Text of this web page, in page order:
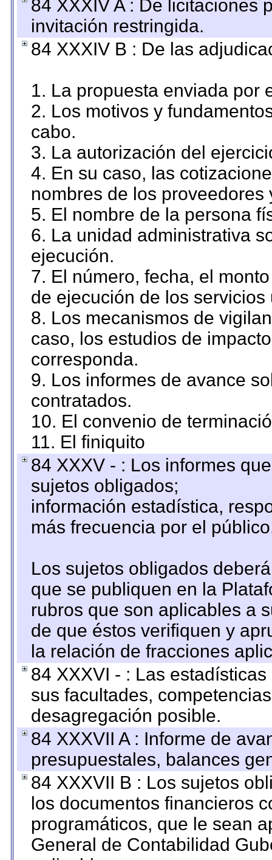
84 XXXIV A : De licitaciones
invitación restringida.
84 XXXIV B : De las
1. La propuesta enviada por
2. Los motivos y
cabo.
3. La autorización del
4. En su caso, las
nombres de los proveedores
5. El nombre de la persona
6. La unidad administrativa
ejecución.
7. El número, fecha, el
de ejecución de los servicios
8. Los mecanismos de
caso, los estudios de
corresponda.
9. Los informes de avance
contratados.
10. El convenio de
11. El finiquito
84 XXXV - : Los informes
sujetos obligados;
información estadística,
más frecuencia por el
Los sujetos obligados
que se publiquen en la
rubros que son aplicables a
de que éstos verifiquen y
la relación de fracciones
84 XXXVI - : Las
sus facultades,
desagregación posible.
84 XXXVII A : Informe de
presupuestales, balances
84 XXXVII B : Los sujetos
los documentos financieros
programáticos, que le sean
General de Contabilidad